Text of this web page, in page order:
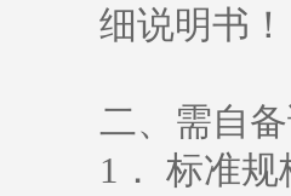
细说明书！
二、需自
1． 标准